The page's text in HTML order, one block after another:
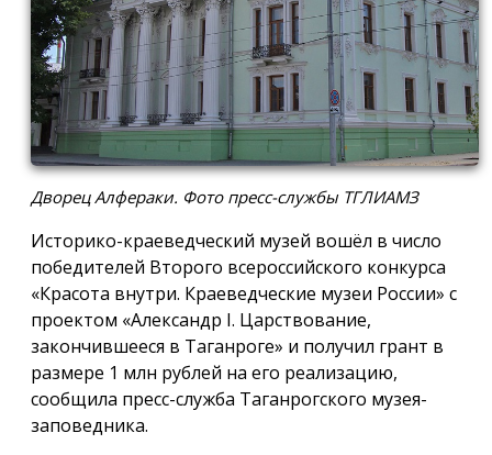
Дворец Алфераки. Фото пресс-службы ТГЛИАМЗ
Историко-краеведческий музей вошёл в число
победителей Второго всероссийского конкурса
«Красота внутри. Краеведческие музеи России» с
проектом «Александр I. Царствование,
закончившееся в Таганроге» и получил грант в
размере 1 млн рублей на его реализацию,
сообщила пресс-служба Таганрогского музея-
заповедника.